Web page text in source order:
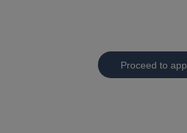
Proceed to app